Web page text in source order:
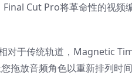
Cut Pro将革命性的视频
对于传统轨道，Magnetic
拖放音频角色以重新排列时